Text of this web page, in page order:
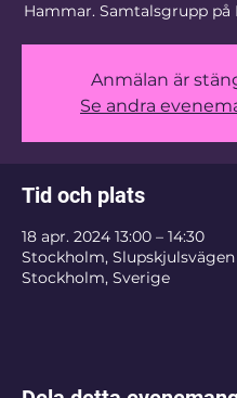
Hammar. Samtalsgrupp på
Anmälan är
Se andra
Tid och plats
18 apr. 2024 13:00 – 14:30
Stockholm, Slupskjulsvägen
Stockholm, Sverige